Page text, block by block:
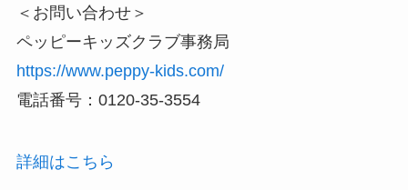
＜お問い合わせ＞
ペッピーキッズクラブ事務局
https://www.peppy-kids.com/
電話番号：0120-35-3554
詳細はこちら